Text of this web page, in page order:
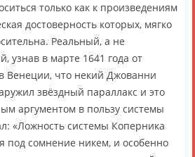
только как к произведениям
достоверность которых, мягко
Реальный, а не
узнав в марте 1641 года от
в Венеции, что некий Джованни
звёздный параллакс и это
аргументом в пользу системы
«Ложность системы Коперника
под сомнение никем, и особенно